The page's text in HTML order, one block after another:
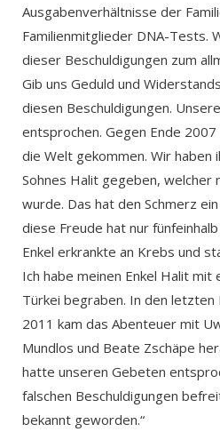
Ausgabenverhältnisse der
Familienmitglieder DNA-Tests.
dieser Beschuldigungen zum
Gib uns Geduld und
diesen Beschuldigungen.
entsprochen. Gegen Ende
die Welt gekommen. Wir haben
Sohnes Halit gegeben, welcher
wurde. Das hat den Schmerz
diese Freude hat nur
Enkel erkrankte an Krebs und
Ich habe meinen Enkel Halit mit
Türkei begraben. In den letzten
2011 kam das Abenteuer mit
Mundlos und Beate Zschäpe
hatte unseren Gebeten
falschen Beschuldigungen
bekannt geworden.“